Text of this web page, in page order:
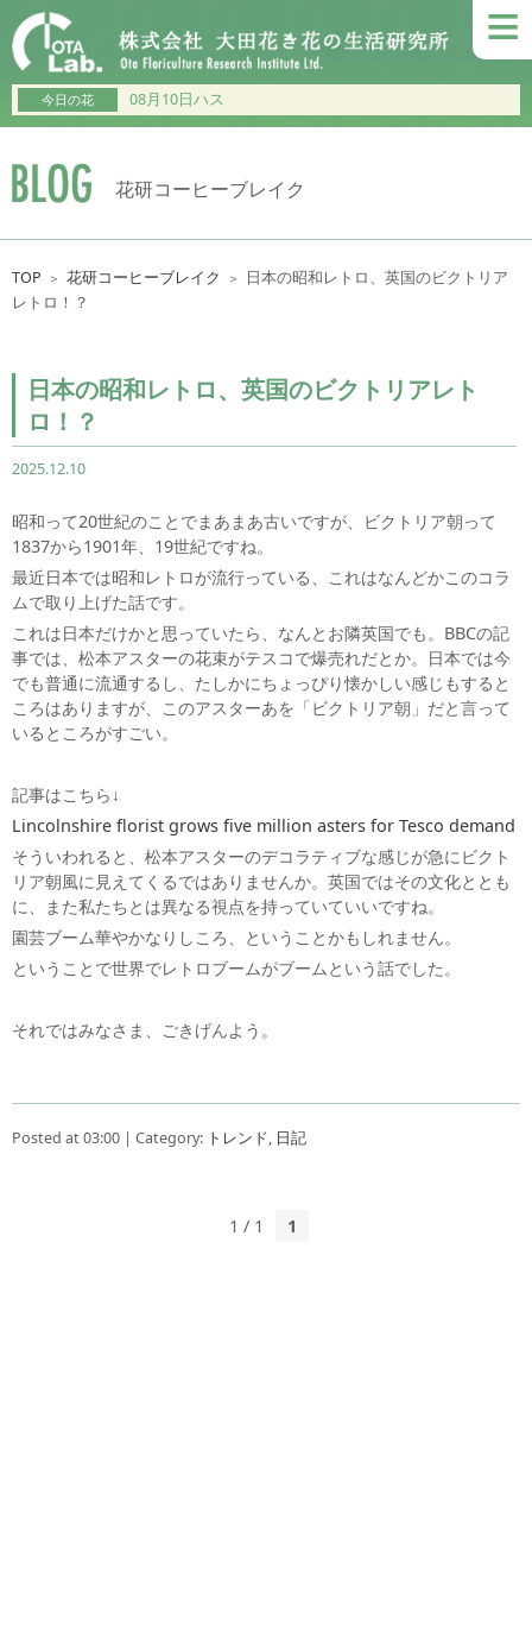
≡
今日の花 08月10日ハス
花研コーヒーブレイク
TOP ＞ 花研コーヒーブレイク ＞
日本の昭和レトロ、英国のビクトリア
レトロ！？
日本の昭和レトロ、英国のビクトリアレト
ロ！？
2025.12.10
昭和って20世紀のことでまあまあ古いですが、ビクトリア朝って
1837から1901年、19世紀ですね。
最近日本では昭和レトロが流行っている、これはなんどかこのコラ
ムで取り上げた話です。
これは日本だけかと思っていたら、なんとお隣英国でも。BBCの記
事では、松本アスターの花束がテスコで爆売れだとか。日本では今
でも普通に流通するし、たしかにちょっぴり懐かしい感じもすると
ころはありますが、このアスターあを「ビクトリア朝」だと言って
いるところがすごい。
記事はこちら↓
Lincolnshire florist grows five million asters for Tesco demand
そういわれると、松本アスターのデコラティブな感じが急にビクト
リア朝風に見えてくるではありませんか。英国ではその文化ととも
に、また私たちとは異なる視点を持っていていいですね。
園芸ブーム華やかなりしころ、ということかもしれません。
ということで世界でレトロブームがブームという話でした。
それではみなさま、ごきげんよう。
Posted at 03:00 | Category: トレンド, 日記
1 / 1 1